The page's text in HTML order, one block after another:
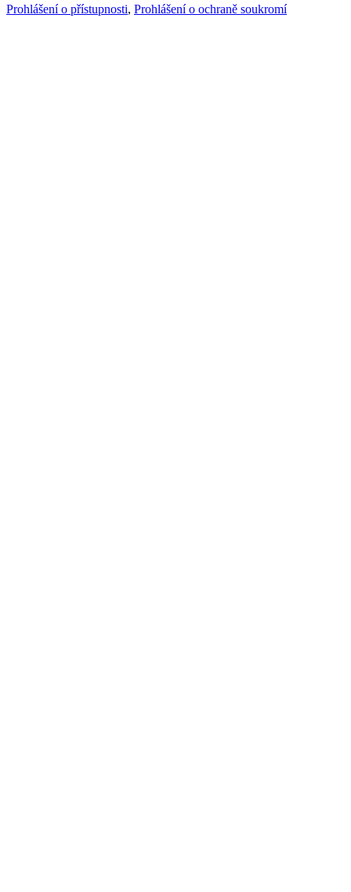
Prohlášení o přístupnosti, Prohlášení o ochraně soukromí